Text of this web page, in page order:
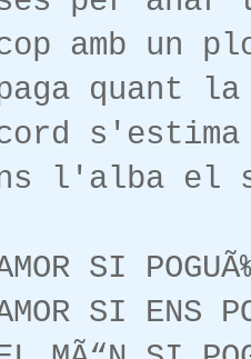
cop amb un
quant
s'estima
l'alba el
SI
SI ENS